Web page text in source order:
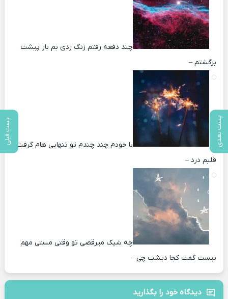
پست بعدی پست قبلی
چند دفعه رفتم زنگ زدی بم باز پیشت
برگشتم –
با خودم چند چندم تو تنهایی هام گرفت
قلبم درد –
چه شیک میرقصی تو وقتی مستی مهم
نیست گفت کجا دیشب چی –
دیدگاه خود را بگذارید